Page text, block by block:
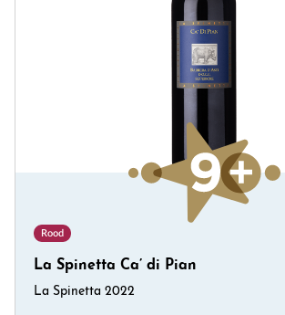
Rood
La Spinetta Ca’ di Pian
La Spinetta 2022